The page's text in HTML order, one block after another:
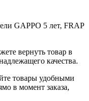
GAPPO 5 лет, FRAP
вернуть товар в
качества.
товары удобными
в момент заказа,